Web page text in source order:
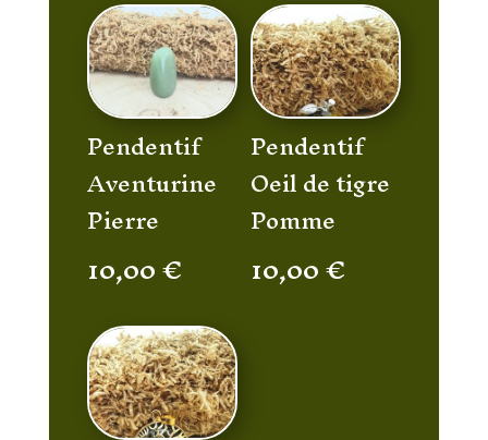
Pendentif
Aventurine
Pierre
10,00€
Pendentif
Oeil de tigre
Pomme
10,00€